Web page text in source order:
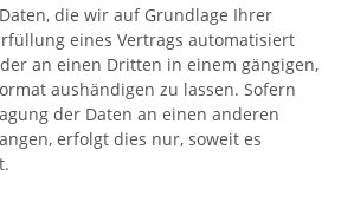
die wir auf Grundlage Ihrer
eines Vertrags automatisiert
an einen Dritten in einem gängigen,
aushändigen zu lassen. Sofern
der Daten an einen anderen
erfolgt dies nur, soweit es